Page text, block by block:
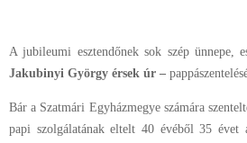
A jubileumi esztendőnek sok szép ünnepe,
Jakubinyi György érsek úr –
Bár a Szatmári Egyházmegye számára
papi szolgálatának eltelt 40 évéből 35